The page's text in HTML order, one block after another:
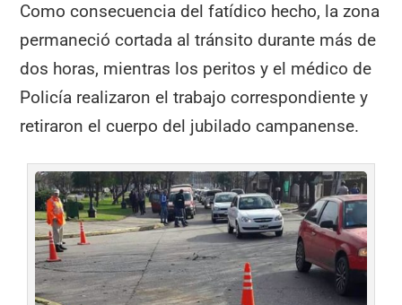
Como consecuencia del fatídico hecho, la zona
permaneció cortada al tránsito durante más de
dos horas, mientras los peritos y el médico de
Policía realizaron el trabajo correspondiente y
retiraron el cuerpo del jubilado campanense.